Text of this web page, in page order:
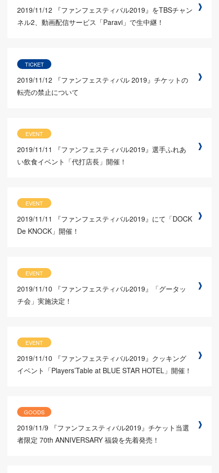
2019/11/12
『ファンフェスティバル2019』をTBSチャン
ネル2、動画配信サービス「Paravi」で生中継！
TICKET
2019/11/12
『ファンフェスティバル 2019』チケットの
転売の禁止について
EVENT
2019/11/11
『ファンフェスティバル2019』選手ふれあ
い飲食イベント「代打店長」開催！
EVENT
2019/11/11
『ファンフェスティバル2019』にて「DOCK
De KNOCK」開催！
EVENT
2019/11/10
『ファンフェスティバル2019』「グータッ
チ会」実施決定！
EVENT
2019/11/10
『ファンフェスティバル2019』クッキング
イベント「Players’Table at BLUE STAR HOTEL」開催！
GOODS
2019/11/9
『ファンフェスティバル2019』チケット当選
者限定 70th ANNIVERSARY 福袋を先着発売！